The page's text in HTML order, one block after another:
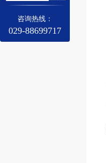
咨询热线：
029-88699717